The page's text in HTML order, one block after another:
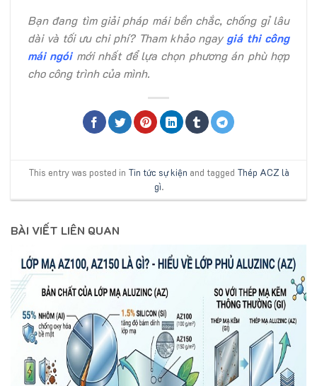
Bạn đang tìm giải pháp mái bền chắc, chống gỉ lâu
dài và tối ưu chi phí? Tham khảo ngay giá thi công
mái ngói mới nhất để lựa chọn phương án phù hợp
cho công trình của mình.
This entry was posted in Tin tức sự kiện and tagged Thép ACZ là
gì.
BÀI VIẾT LIÊN QUAN